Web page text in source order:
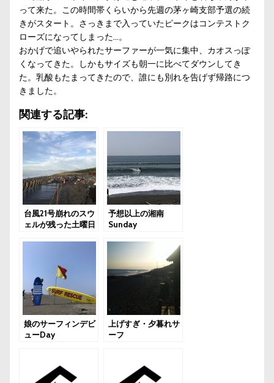
って来た。この時間帯くらいから先週の茅ヶ崎支部予選の続
きがスタート。さっきまで入っていたピークはコンテストク
ローズになってしまった…。
おかげで追いやられたサーファーが一気に集中、カオスっぽ
くなってきた。しかもサイズも朝一に比べてダウンしてき
た。乳酸もたまってきたので、誰にも別れを告げず帰路につ
きました。
関連する記事:
台風21号崩れのスウ
ェルが残った土曜日
予想以上の湘南
Sunday
娘のサーフィンデビ
ューDay
上げすぎ・夕暮れサ
ーフ